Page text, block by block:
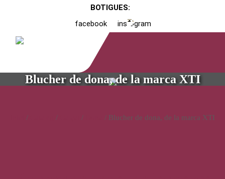
BOTIGUES:
facebook
instagram
Blucher de dona, de la marca XTI
/ / / / Blucher de dona, de la marca XTI